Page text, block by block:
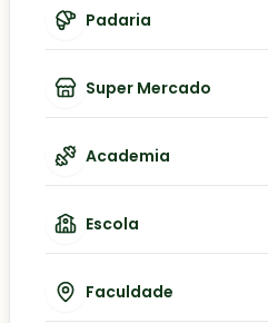
Padaria
Super Mercado
Academia
Escola
Faculdade